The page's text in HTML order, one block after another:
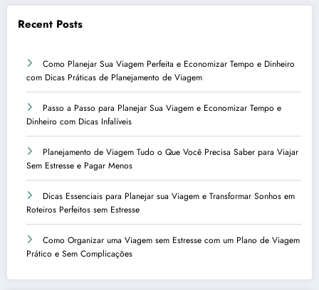
Recent Posts
Como Planejar Sua Viagem Perfeita e Economizar Tempo e Dinheiro
com Dicas Práticas de Planejamento de Viagem
Passo a Passo para Planejar Sua Viagem e Economizar Tempo e
Dinheiro com Dicas Infalíveis
Planejamento de Viagem Tudo o Que Você Precisa Saber para Viajar
Sem Estresse e Pagar Menos
Dicas Essenciais para Planejar sua Viagem e Transformar Sonhos em
Roteiros Perfeitos sem Estresse
Como Organizar uma Viagem sem Estresse com um Plano de Viagem
Prático e Sem Complicações